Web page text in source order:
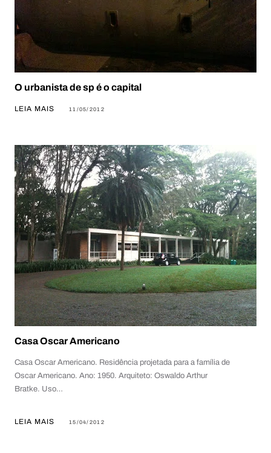
O urbanista de sp é o capital
LEIA MAIS 11/05/2012
Casa Oscar Americano
Casa Oscar Americano. Residência projetada para a família de
Oscar Americano. Ano: 1950. Arquiteto: Oswaldo Arthur
Bratke. Uso…
LEIA MAIS 15/04/2012